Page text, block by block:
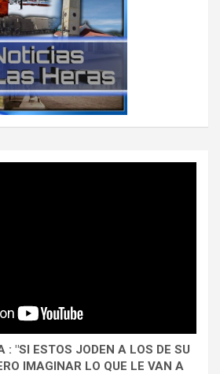
: "SI ESTOS JODEN A LOS DE SU
IMAGINAR LO QUE LE VAN A